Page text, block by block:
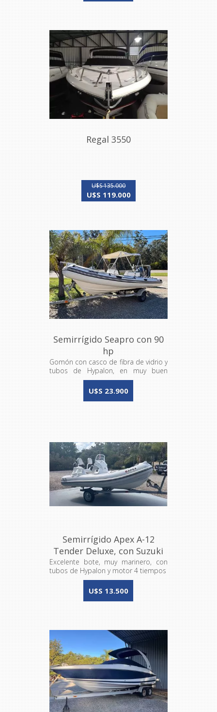
Regal 3550
U$S 135.000
U$S 119.000
Semirrígido Seapro con 90
hp
Gomón con casco de fibra de vidrio y
tubos de Hypalon, en muy buen
U$S 23.900
Semirrígido Apex A-12
Tender Deluxe, con Suzuki
50hp y trailer
Excelente bote, muy marinero, con
tubos de Hypalon y motor 4 tiempos
U$S 13.500